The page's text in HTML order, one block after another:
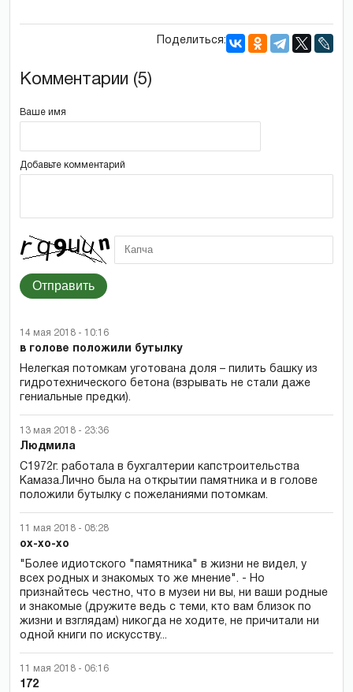
Поделиться:
Комментарии (5)
Ваше имя
Добавьте комментарий
Отправить
14 мая 2018 - 10:16
в голове положили бутылку
Нелегкая потомкам уготована доля – пилить башку из
гидротехнического бетона (взрывать не стали даже
гениальные предки).
13 мая 2018 - 23:36
Людмила
С1972г. работала в бухгалтерии капстроительства
Камаза.Лично была на открытии памятника и в голове
положили бутылку с пожеланиями потомкам.
11 мая 2018 - 08:28
ох-хо-хо
"Более идиотского "памятника" в жизни не видел, у
всех родных и знакомых то же мнение". - Но
признайтесь честно, что в музеи ни вы, ни ваши родные
и знакомые (дружите ведь с теми, кто вам близок по
жизни и взглядам) никогда не ходите, не причитали ни
одной книги по искусству...
11 мая 2018 - 06:16
172